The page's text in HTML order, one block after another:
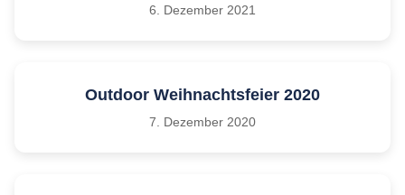
6. Dezember 2021
Outdoor Weihnachtsfeier 2020
7. Dezember 2020